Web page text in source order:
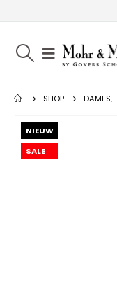
SHOP DAMES,
NIEUW
SALE